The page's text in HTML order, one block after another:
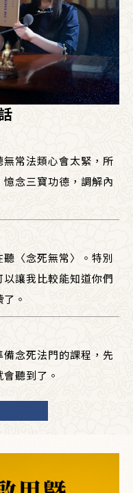
常法類心會太緊，所
念三寶功德，調解內
〈念死無常〉。特別
讓我比較能知道你們
。
念死法門的課程，先
聽到了。